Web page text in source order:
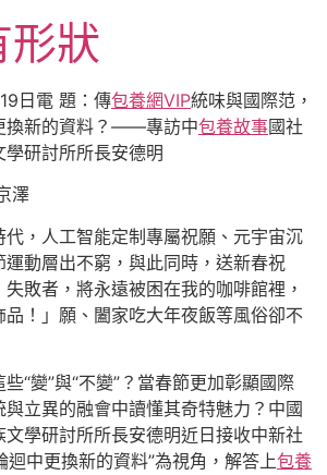
形狀
日電 題：傳包養網VIP統味與國際范，
新的資料？ ——專訪中包養故事國社
研討所所長安德明
澤
代，人工智能定制專屬祝願、元宇宙沉
動層出不窮，與此同時，送新春祝
敗者，將永遠被困在我的咖啡館裡，
！」願、闔家吃大年夜飯等風俗卻不
“變”與“不變”？當春節更加彰顯國際
立異的融會中讀懂其奇特魅力？中國
學研討所所長安德明近日接收中新社
迴中更換新的資料”為視角，解答上包養